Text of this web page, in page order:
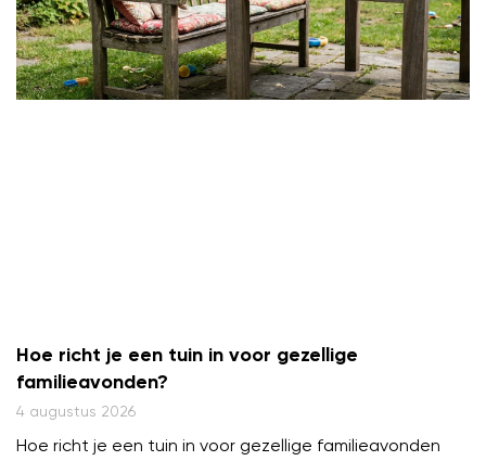
Hoe richt je een tuin in voor gezellige
familieavonden?
4 augustus 2026
Hoe richt je een tuin in voor gezellige familieavonden